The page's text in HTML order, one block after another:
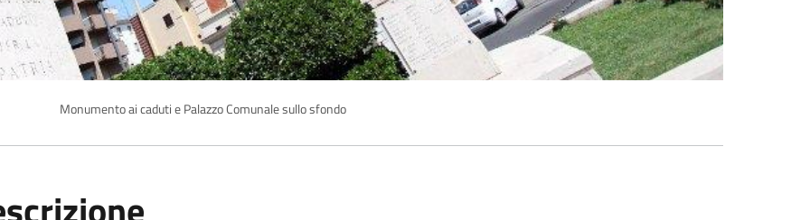
Monumento ai caduti e Palazzo Comunale sullo sfondo